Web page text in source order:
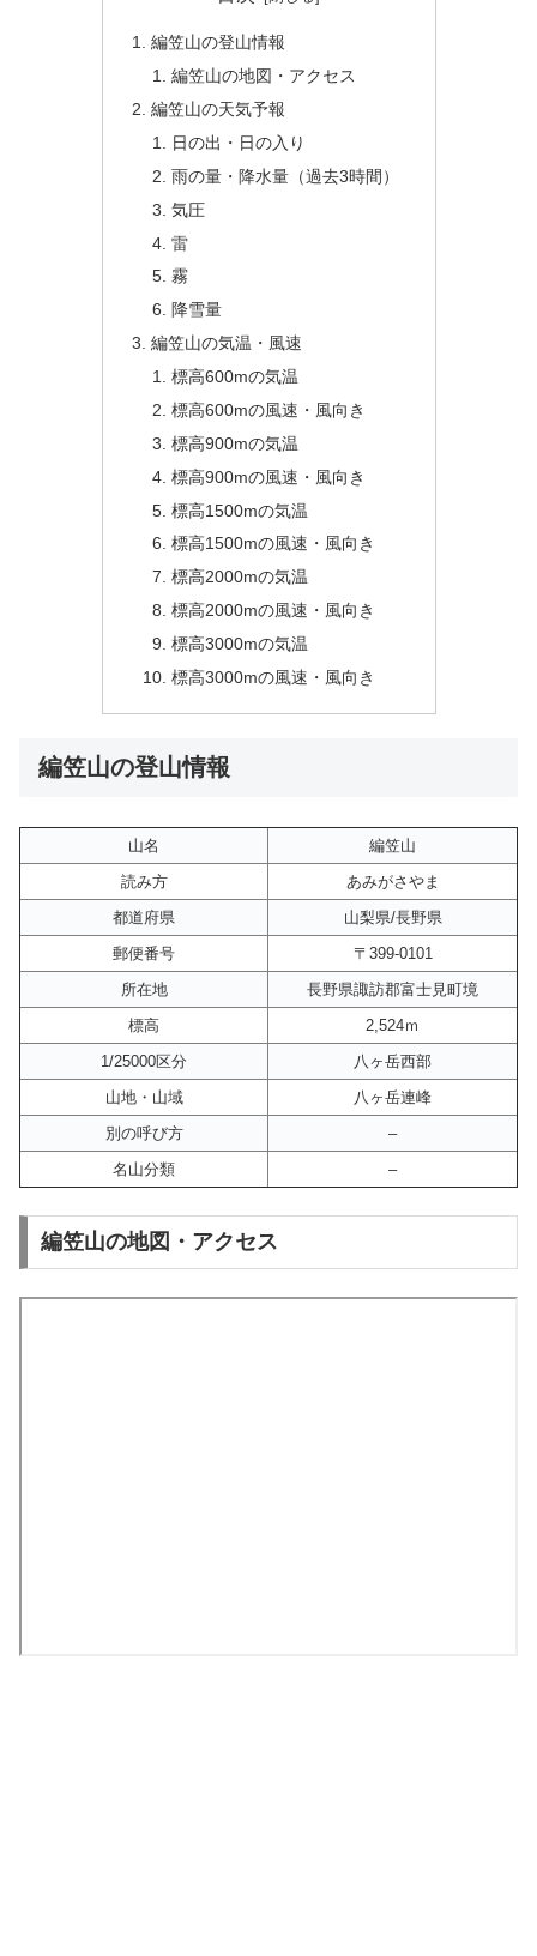
編笠山の登山情報
編笠山の地図・アクセス
編笠山の天気予報
日の出・日の入り
雨の量・降水量（過去3時間）
気圧
雷
霧
降雪量
編笠山の気温・風速
標高600mの気温
標高600mの風速・風向き
標高900mの気温
標高900mの風速・風向き
標高1500mの気温
標高1500mの風速・風向き
標高2000mの気温
標高2000mの風速・風向き
標高3000mの気温
標高3000mの風速・風向き
編笠山の登山情報
山名
編笠山
読み方
あみがさやま
都道府県
山梨県/長野県
郵便番号
〒399-0101
所在地
長野県諏訪郡富士見町境
標高
2,524ｍ
1/25000区分
八ヶ岳西部
山地・山域
八ヶ岳連峰
別の呼び方
–
名山分類
–
編笠山の地図・アクセス